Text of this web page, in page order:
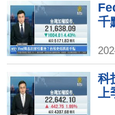
千
科
上